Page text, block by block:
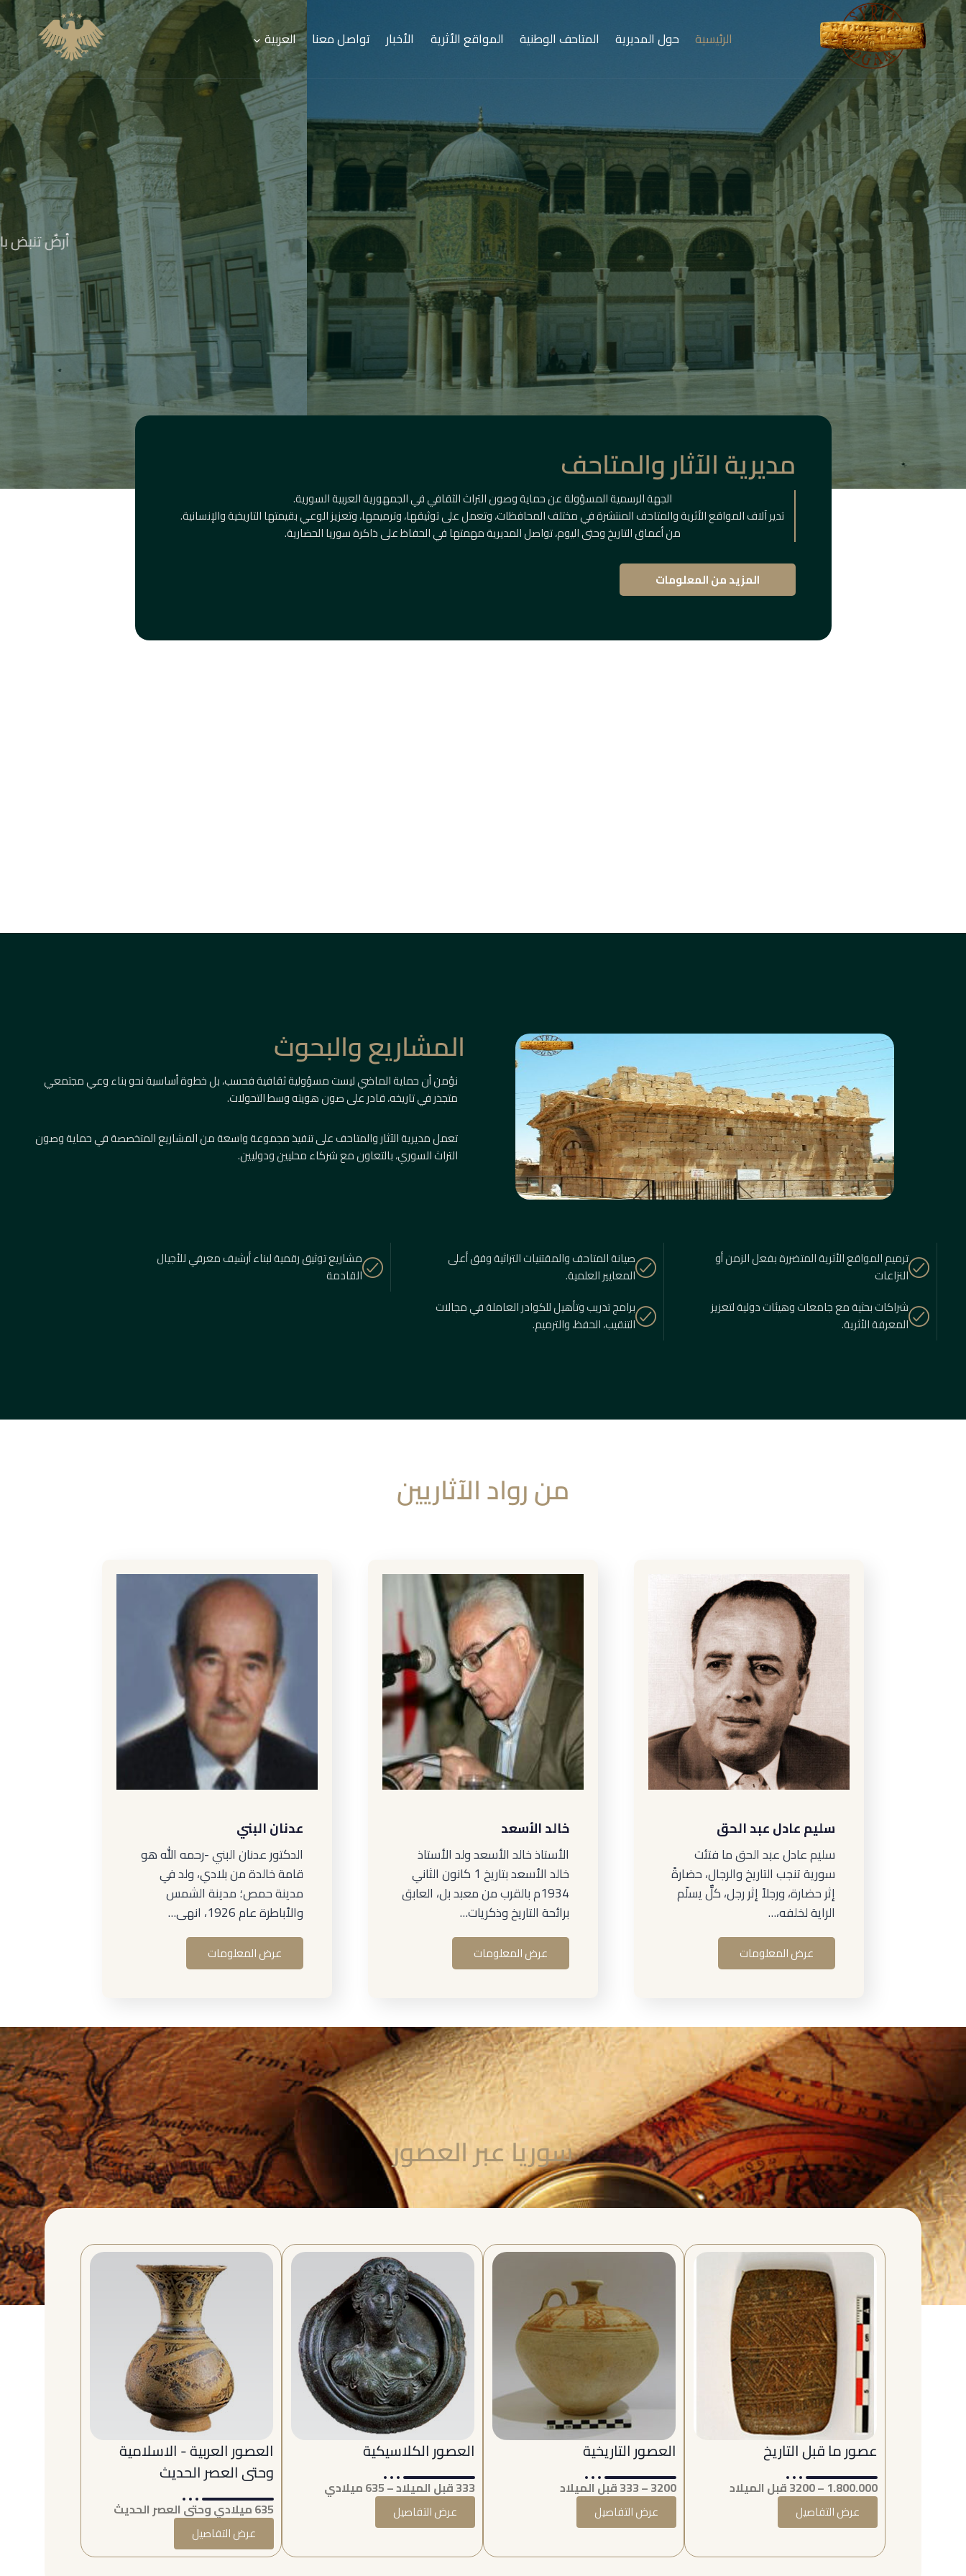
الرئيسية حول المديرية المتاحف الوطنية المواقع الأثرية الأخبار تواصل معنا العربية
سوريا… مهد الحضارات
أرضٌ تنبض بالحضارة منذ الأزل، كتبت فصول التاريخ الأولى، ووهبت العالم أبجديته الأولى،
وفنونه، وأديانه
مديرية الآثار والمتاحف
الجهة الرسمية المسؤولة عن حماية وصون التراث الثقافي في الجمهورية العربية السورية.
تدير آلاف المواقع الأثرية والمتاحف المنتشرة في مختلف المحافظات، وتعمل على توثيقها، وترميمها، وتعزيز الوعي بقيمتها التاريخية والإنسانية.
من أعماق التاريخ وحتى اليوم، تواصل المديرية مهمتها في الحفاظ على ذاكرة سوريا الحضارية.
المزيد من المعلومات
المبانيالتاريخية
المشاريع والبحوث
نؤمن أن حماية الماضي ليست مسؤولية ثقافية فحسب، بل خطوة أساسية نحو بناء وعي مجتمعي
متجذر في تاريخه، قادر على صون هويته وسط التحولات.
تعمل مديرية الآثار والمتاحف على تنفيذ مجموعة واسعة من المشاريع المتخصصة في حماية وصون
التراث السوري، بالتعاون مع شركاء محليين ودوليين.
ترميم المواقع الأثرية المتضررة بفعل الزمن أو
النزاعات
صيانة المتاحف والمقتنيات التراثية وفق أعلى
المعايير العلمية.
مشاريع توثيق رقمية لبناء أرشيف معرفي للأجيال
القادمة
شراكات بحثية مع جامعات وهيئات دولية لتعزيز
المعرفة الأثرية.
برامج تدريب وتأهيل للكوادر العاملة في مجالات
التنقيب، الحفظ، والترميم.
من رواد الآثاريين
سليم عادل عبد الحق
سليم عادل عبد الحق ما فتئت
سورية تنجب التاريخ والرجال، حضارةً
إثر حضارة، ورجلاً إثر رجل، كلٌّ يسلّم
الراية لخلفه،…
عرض المعلومات
خالد الأسعد
الأستاذ خالد الأسعد ولد الأستاذ
خالد الأسعد بتاريخ 1 كانون الثاني
1934م بالقرب من معبد بل، العابق
برائحة التاريخ وذكريات…
عرض المعلومات
عدنان البني
الدكتور عدنان البني -رحمه الله هو
قامة خالدة من بلادي، ولد في
مدينة حمص؛ مدينة الشمس
والأباطرة عام 1926، انهى…
عرض المعلومات
سوريا عبر العصور
عصور ما قبل التاريخ
1.800.000 – 3200 قبل الميلاد
عرض التفاصيل
العصور التاريخية
3200 – 333 قبل الميلاد
عرض التفاصيل
العصور الكلاسيكية
333 قبل الميلاد – 635 ميلادي
عرض التفاصيل
العصور العربية - الاسلامية
وحتى العصر الحديث
635 ميلادي وحتى العصر الحديث
عرض التفاصيل